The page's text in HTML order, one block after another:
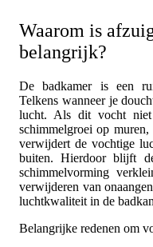
Waarom is
belangrijk?
De badkamer is een
Telkens wanneer je
lucht. Als dit vocht
schimmelgroei op
verwijdert de vochtige
buiten. Hierdoor blijft
schimmelvorming
verwijderen van
luchtkwaliteit in de
Belangrijke redenen om